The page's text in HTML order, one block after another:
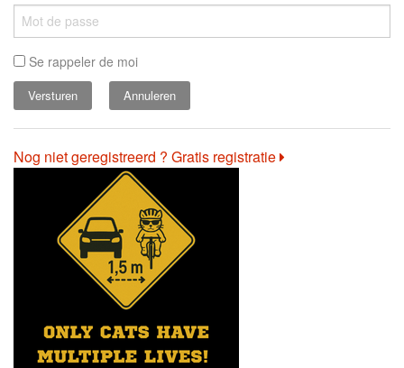
Se rappeler de moi
Annuleren
Nog niet geregistreerd ? Gratis registratie